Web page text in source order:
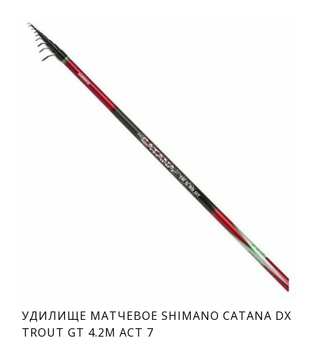
УДИЛИЩЕ МАТЧЕВОЕ SHIMANO CATANA DX
TROUT GT 4.2M ACT 7